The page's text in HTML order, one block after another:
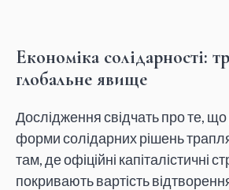
Економіка солідарності:
глобальне явище
Дослідження свідчать про те, що
форми солідарних рішень
там, де офіційні капіталістичні
покривають вартість